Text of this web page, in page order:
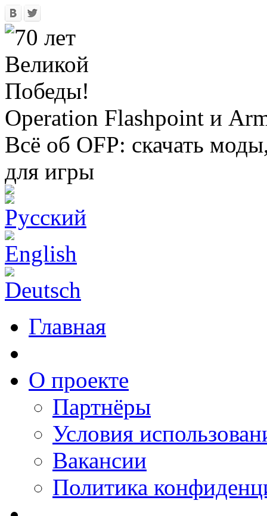
Operation Flashpoint и
Всё об OFP: скачать
для игры
Главная
О проекте
Партнёры
Условия
Вакансии
Политика